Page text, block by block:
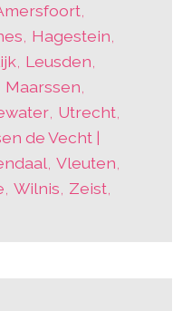
,
, Hagestein,
, Leusden,
Maarssen,
, Utrecht,
de Vecht |
, Vleuten,
, Wilnis, Zeist,